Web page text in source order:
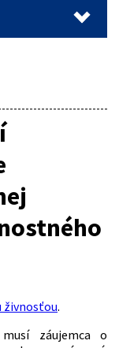
živnosťou.
záujemca o